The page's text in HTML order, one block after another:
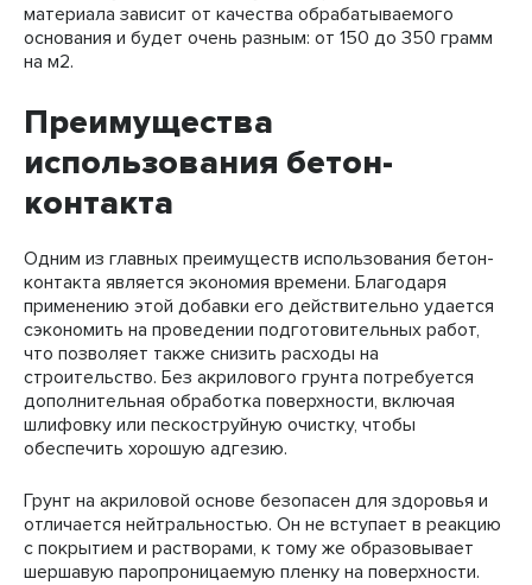
материала зависит от качества обрабатываемого
основания и будет очень разным: от 150 до 350 грамм
на м2.
Преимущества
использования бетон-
контакта
Одним из главных преимуществ использования бетон-
контакта является экономия времени. Благодаря
применению этой добавки его действительно удается
сэкономить на проведении подготовительных работ,
что позволяет также снизить расходы на
строительство. Без акрилового грунта потребуется
дополнительная обработка поверхности, включая
шлифовку или пескоструйную очистку, чтобы
обеспечить хорошую адгезию.
Грунт на акриловой основе безопасен для здоровья и
отличается нейтральностью. Он не вступает в реакцию
с покрытием и растворами, к тому же образовывает
шершавую паропроницаемую пленку на поверхности.